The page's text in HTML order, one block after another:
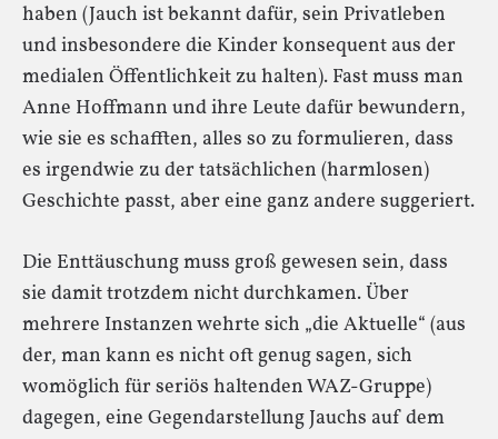
haben (Jauch ist bekannt dafür, sein Privatleben
und insbesondere die Kinder konsequent aus der
medialen Öffentlichkeit zu halten). Fast muss man
Anne Hoffmann und ihre Leute dafür bewundern,
wie sie es schafften, alles so zu formulieren, dass
es irgendwie zu der tatsächlichen (harmlosen)
Geschichte passt, aber eine ganz andere suggeriert.
Die Enttäuschung muss groß gewesen sein, dass
sie damit trotzdem nicht durchkamen. Über
mehrere Instanzen wehrte sich „die Aktuelle“ (aus
der, man kann es nicht oft genug sagen, sich
womöglich für seriös haltenden WAZ-Gruppe)
dagegen, eine Gegendarstellung Jauchs auf dem